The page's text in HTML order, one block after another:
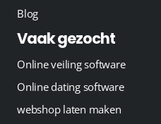
Blog
Vaak gezocht
Online veiling software
Online dating software
webshop laten maken